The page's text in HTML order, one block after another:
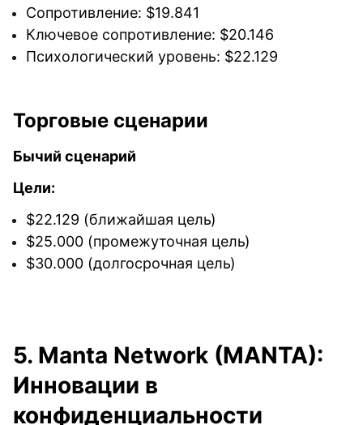
Сопротивление: $19.841
Ключевое сопротивление: $20.146
Психологический уровень: $22.129
Торговые сценарии
Бычий сценарий
Цели:
$22.129 (ближайшая цель)
$25.000 (промежуточная цель)
$30.000 (долгосрочная цель)
5. Manta Network (MANTA):
Инновации в
конфиденциальности